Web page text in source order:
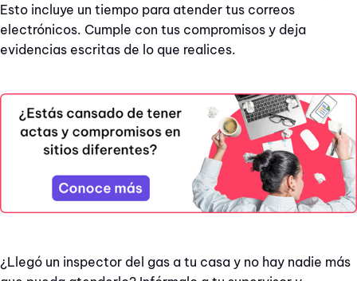
Esto incluye un tiempo para atender tus correos
electrónicos. Cumple con tus compromisos y deja
evidencias escritas de lo que realices.
¿Llegó un inspector del gas a tu casa y no hay nadie más